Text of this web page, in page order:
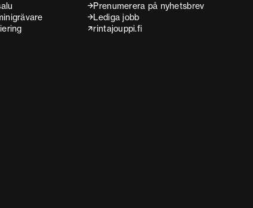
Prenumerera på nyhetsbrev
Lediga jobb
rintajouppi.fi